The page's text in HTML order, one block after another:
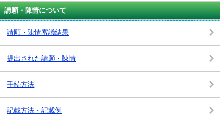
請願・陳情について
請願・陳情審議結果
提出された請願・陳情
手続方法
記載方法・記載例